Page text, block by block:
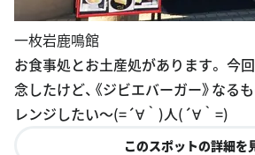
一枚岩鹿鳴館
お食事処とお土産処があります。 今回
念したけど、《ジビエバーガー》なるも
レンジしたい〜(=´∀｀)人(´∀｀=)
このスポットの詳細を